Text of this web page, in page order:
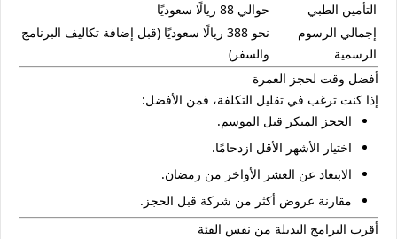
التأمين الطبي
حوالي 88 ريالًا سعوديًا
إجمالي الرسوم
الرسمية
نحو 388 ريالًا سعوديًا (قبل إضافة تكاليف البرنامج
والسفر)
أفضل وقت لحجز العمرة
إذا كنت ترغب في تقليل التكلفة، فمن الأفضل:
الحجز المبكر قبل الموسم.
اختيار الأشهر الأقل ازدحامًا.
الابتعاد عن العشر الأواخر من رمضان.
مقارنة عروض أكثر من شركة قبل الحجز.
أقرب البرامج البديلة من نفس الفئة